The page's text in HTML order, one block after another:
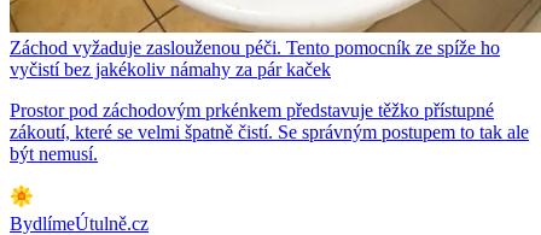
Záchod vyžaduje zaslouženou péči. Tento pomocník ze spíže ho
vyčistí bez jakékoliv námahy za pár kaček
Prostor pod záchodovým prkénkem představuje těžko přístupné
zákoutí, které se velmi špatně čistí. Se správným postupem to tak ale
být nemusí.
BydlímeÚtulně.cz